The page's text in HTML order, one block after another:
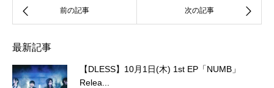
最新記事
【DLESS】10月1日(木) 1st EP「NUMB」
Relea...